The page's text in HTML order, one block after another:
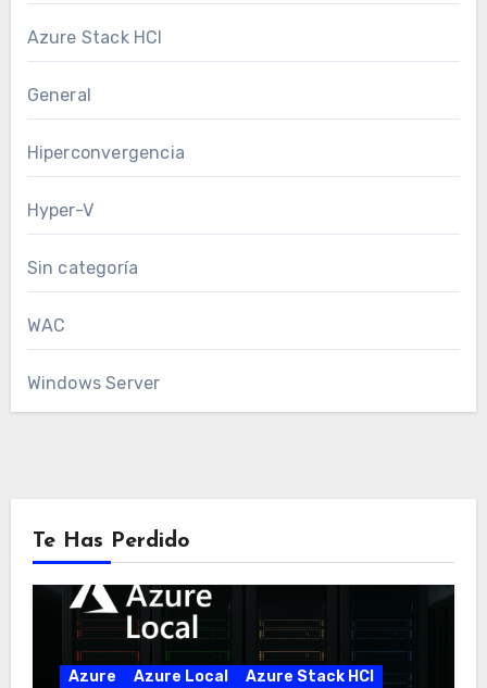
Azure Stack HCI
General
Hiperconvergencia
Hyper-V
Sin categoría
WAC
Windows Server
Te Has Perdido
Azure Azure Local
Azure Stack HCI